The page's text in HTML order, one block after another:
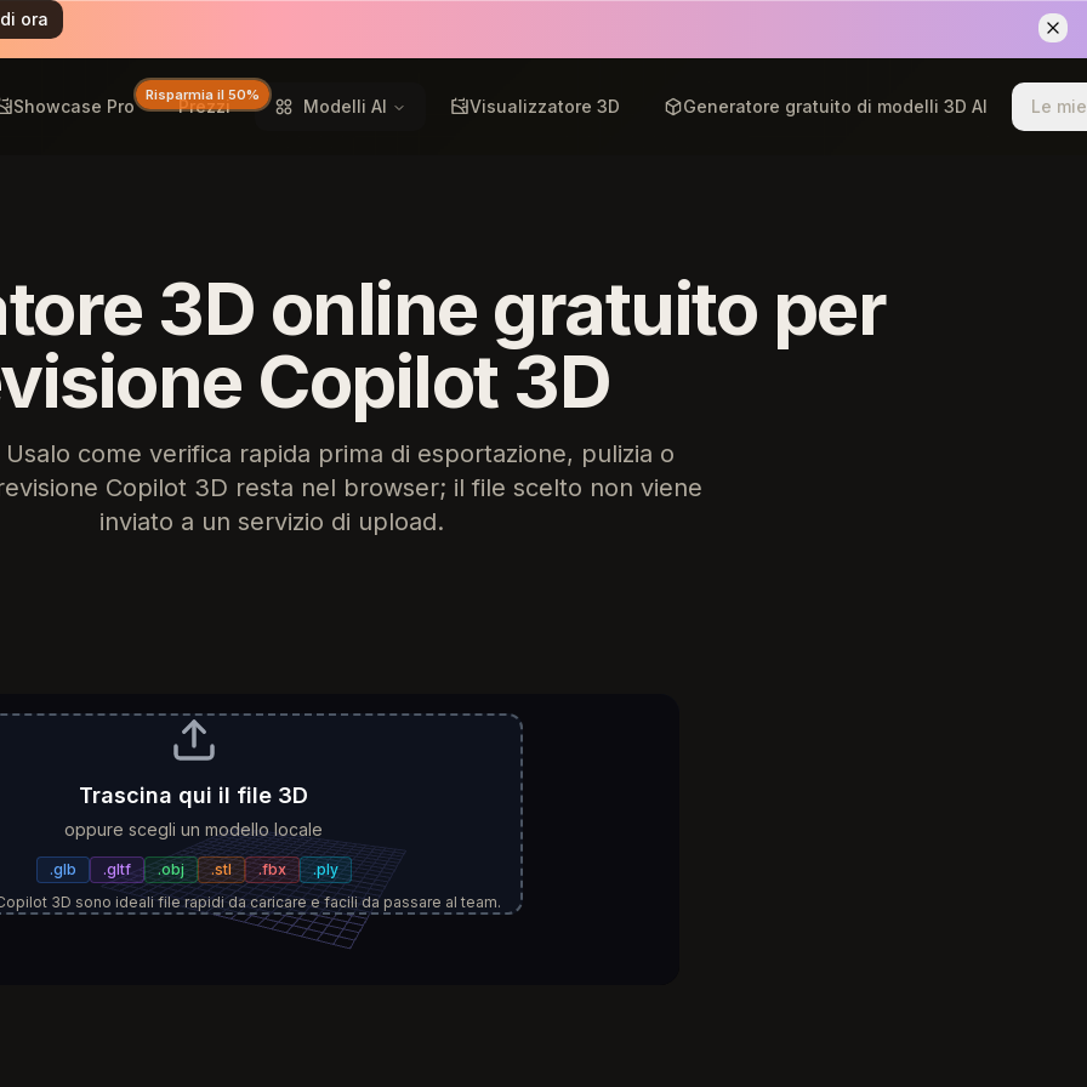
ora
Showcase Pro Prezzi
Risparmia il 50%
Modelli AI Visualizzatore 3D Generatore gratuito di modelli 3D AI Le
3D online gratuito per
Copilot 3D
come verifica rapida prima di esportazione, pulizia o
Copilot 3D resta nel browser; il file scelto non viene
inviato a un servizio di upload.
Trascina qui il file 3D
oppure scegli un modello locale
.glb .gltf .obj .stl .fbx .ply
3D sono ideali file rapidi da caricare e facili da passare al team.